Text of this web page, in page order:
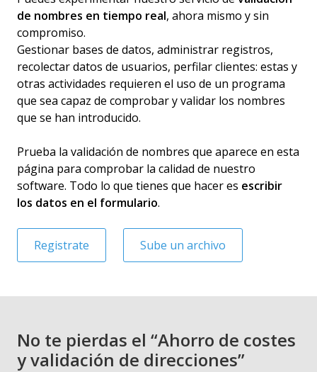
de nombres en tiempo real, ahora mismo y sin
compromiso.
Gestionar bases de datos, administrar registros,
recolectar datos de usuarios, perfilar clientes: estas y
otras actividades requieren el uso de un programa
que sea capaz de comprobar y validar los nombres
que se han introducido.
Prueba la validación de nombres que aparece en esta
página para comprobar la calidad de nuestro
software. Todo lo que tienes que hacer es escribir
los datos en el formulario.
Registrate Sube un archivo
No te pierdas el “Ahorro de costes
y validación de direcciones”